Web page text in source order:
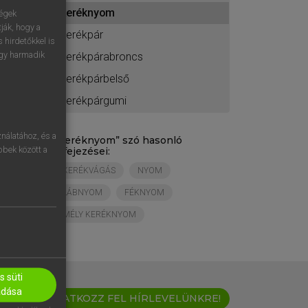
keréknyom
kerékpár
kerékpárabroncs
kerékpárbelső
kerékpárgumi
„ keréknyom” szó hasonló
kifejezései:
KERÉKVÁGÁS NYOM
LÁBNYOM FÉKNYOM
MÉLY KERÉKNYOM
IRATKOZZ FEL HÍRLEVELÜNKRE!
hogy a
hirdetőkkel is
harmadik
és a
között a
süti